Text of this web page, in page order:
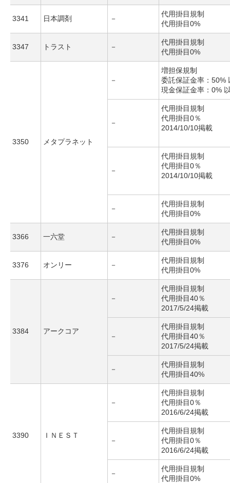
3341 日本調剤 －
代用掛目規制
代用掛目0%
3347 トラスト －
代用掛目規制
代用掛目0%
3350 メタプラネット
－
増担保規制
委託保証金率：50%
現金保証金率：0%
－
代用掛目規制
代用掛目0％
2014/10/10掲載
－
代用掛目規制
代用掛目0％
2014/10/10掲載
－
代用掛目規制
代用掛目0%
3366 一六堂 －
代用掛目規制
代用掛目0%
3376 オンリー －
代用掛目規制
代用掛目0%
3384 アークコア
－
代用掛目規制
代用掛目40％
2017/5/24掲載
－
代用掛目規制
代用掛目40％
2017/5/24掲載
－
代用掛目規制
代用掛目40%
3390 ＩＮＥＳＴ
－
代用掛目規制
代用掛目0％
2016/6/24掲載
－
代用掛目規制
代用掛目0％
2016/6/24掲載
－
代用掛目規制
代用掛目0%